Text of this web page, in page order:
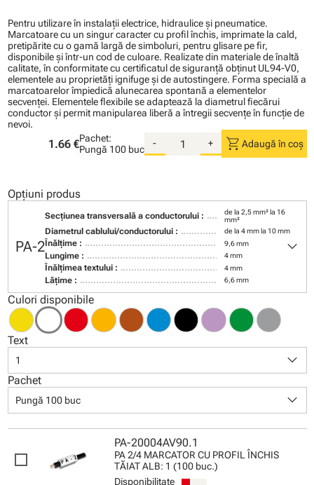
Pentru utilizare în instalaţii electrice, hidraulice şi pneumatice.
Marcatoare cu un singur caracter cu profil închis, imprimate la cald,
pretipărite cu o gamă largă de simboluri, pentru glisare pe fir,
disponibile şi într-un cod de culoare. Realizate din materiale de înaltă
calitate, în conformitate cu certificatul de siguranţă obţinut UL94-V0,
elementele au proprietăţi ignifuge şi de autostingere. Forma specială a
marcatoarelor împiedică alunecarea spontană a elementelor
secvenţei. Elementele flexibile se adaptează la diametrul fiecărui
conductor şi permit manipularea liberă a întregii secvenţe în funcţie de
nevoi.
1.66 €Pachet:
Pungă 100 buc
- + shopping_cart Adaugă în coș
Opțiuni produs
PA-2
Secţiunea transversală a conductorului :
de la 2,5 mm² la 16
mm²
Diametrul cablului/conductorului : de la 4 mm la 10 mm
Înălţime : 9,6 mm
Lungime : 4 mm
Înălţimea textului : 4 mm
Lăţime : 6,6 mm
keyboard_arrow_down
Culori disponibile
Text
1 keyboard_arrow_down
Pachet
Pungă 100 buc keyboard_arrow_down
PA-20004AV90.1
PA 2/4 MARCATOR CU PROFIL ÎNCHIS
TĂIAT ALB: 1 (100 buc.)
Disponibilitate